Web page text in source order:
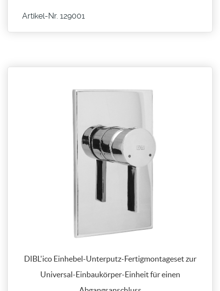
Artikel-Nr. 129001
DIBL'ico Einhebel-Unterputz-Fertigmontageset zur
Universal-Einbaukörper-Einheit für einen